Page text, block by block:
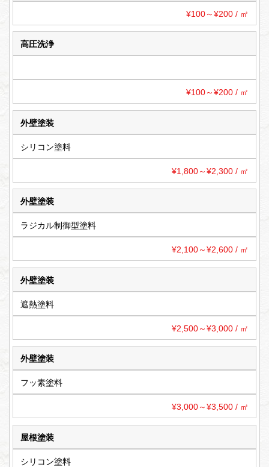
¥100～¥200 / ㎡
高圧洗浄
¥100～¥200 / ㎡
外壁塗装
シリコン塗料
¥1,800～¥2,300 / ㎡
外壁塗装
ラジカル制御型塗料
¥2,100～¥2,600 / ㎡
外壁塗装
遮熱塗料
¥2,500～¥3,000 / ㎡
外壁塗装
フッ素塗料
¥3,000～¥3,500 / ㎡
屋根塗装
シリコン塗料